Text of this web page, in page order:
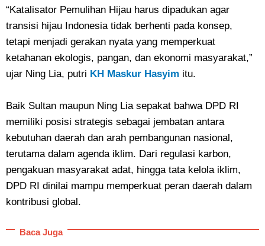
“Katalisator Pemulihan Hijau harus dipadukan agar
transisi hijau Indonesia tidak berhenti pada konsep,
tetapi menjadi gerakan nyata yang memperkuat
ketahanan ekologis, pangan, dan ekonomi masyarakat,”
ujar Ning Lia, putri KH Maskur Hasyim itu.
Baik Sultan maupun Ning Lia sepakat bahwa DPD RI
memiliki posisi strategis sebagai jembatan antara
kebutuhan daerah dan arah pembangunan nasional,
terutama dalam agenda iklim. Dari regulasi karbon,
pengakuan masyarakat adat, hingga tata kelola iklim,
DPD RI dinilai mampu memperkuat peran daerah dalam
kontribusi global.
Baca Juga